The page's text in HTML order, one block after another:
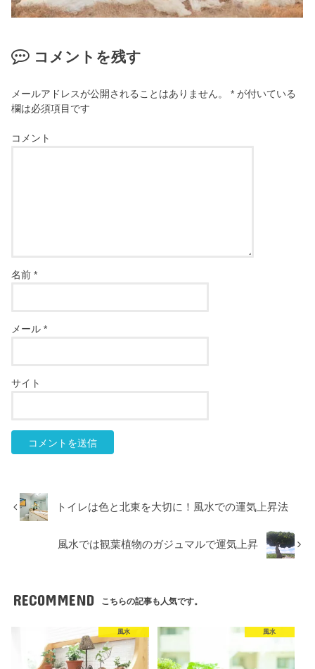
コメントを残す
メールアドレスが公開されることはありません。 * が付いている
欄は必須項目です
コメント
名前*
メール*
サイト
トイレは色と北東を大切に！風水での運気上昇法
風水では観葉植物のガジュマルで運気上昇
RECOMMEND こちらの記事も人気です。
風水 風水